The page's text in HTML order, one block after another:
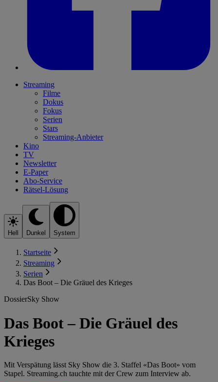
Streaming
Filme
Dokus
Fokus
Serien
Stars
Streaming-Anbieter
Kino
TV
Newsletter
E-Paper
Abo-Service
Rätsel-Lösung
Hell Dunkel System
Startseite
Streaming
Serien
Das Boot – Die Gräuel des Krieges
DossierSky Show
Das Boot – Die Gräuel des
Krieges
Mit Verspätung lässt Sky Show die 3. Staffel «Das Boot» vom
Stapel. Streaming.ch tauchte mit der Crew zum Interview ab.